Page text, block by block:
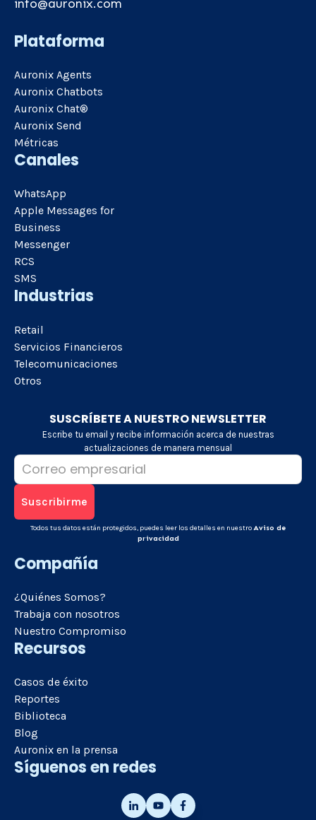
info@auronix.com
Plataforma
Auronix Agents
Auronix Chatbots
Auronix Chat®
Auronix Send
Métricas
Canales
WhatsApp
Apple Messages for
Business
Messenger
RCS
SMS
Industrias
Retail
Servicios Financieros
Telecomunicaciones
Otros
SUSCRÍBETE A NUESTRO NEWSLETTER
Escribe tu email y recibe información acerca de nuestras
actualizaciones de manera mensual
Todos tus datos están protegidos, puedes leer los detalles en nuestroAviso de
privacidad
Compañía
¿Quiénes Somos?
Trabaja con nosotros
Nuestro Compromiso
Recursos
Casos de éxito
Reportes
Biblioteca
Blog
Auronix en la prensa
Síguenos en redes